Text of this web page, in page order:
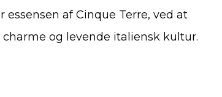
essensen af Cinque Terre, ved at
og levende italiensk kultur.